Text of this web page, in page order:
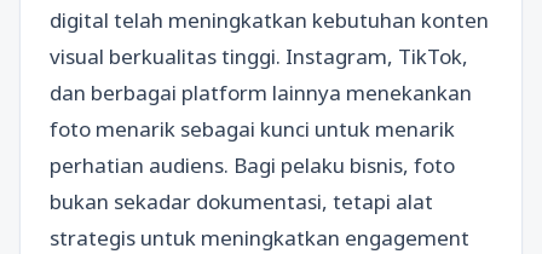
digital telah meningkatkan kebutuhan konten
visual berkualitas tinggi. Instagram, TikTok,
dan berbagai platform lainnya menekankan
foto menarik sebagai kunci untuk menarik
perhatian audiens. Bagi pelaku bisnis, foto
bukan sekadar dokumentasi, tetapi alat
strategis untuk meningkatkan engagement